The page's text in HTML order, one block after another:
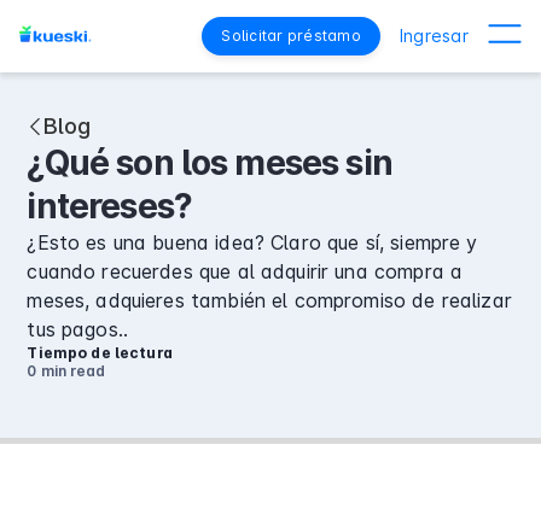
Solicitar préstamo Ingresar
Blog
¿Qué son los meses sin
intereses?
¿Esto es una buena idea? Claro que sí, siempre y
cuando recuerdes que al adquirir una compra a
meses, adquieres también el compromiso de realizar
tus pagos..
Tiempo de lectura
0 minread